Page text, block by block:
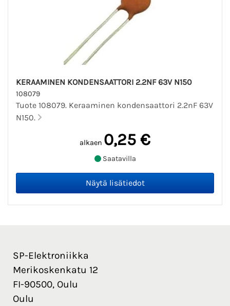
KERAAMINEN KONDENSAATTORI 2.2NF 63V N150
108079
Tuote 108079. Keraaminen kondensaattori 2.2nF 63V
N150.
alkaen 0,25 €
Saatavilla
SP-Elektroniikka
Merikoskenkatu 12
FI-90500, Oulu
Oulu